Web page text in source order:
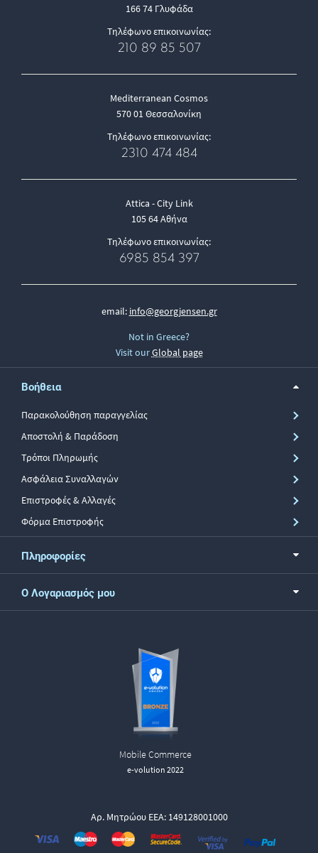
166 74 Γλυφάδα
Τηλέφωνο επικοινωνίας:
210 89 85 507
Mediterranean Cosmos
570 01 Θεσσαλονίκη
Τηλέφωνο επικοινωνίας:
2310 474 484
Attica - City Link
105 64 Αθήνα
Τηλέφωνο επικοινωνίας:
6985 854 397
email: info@georgjensen.gr
Not in Greece?
Visit ourGlobal page
Βοήθεια
Παρακολούθηση παραγγελίας
Αποστολή & Παράδοση
Τρόποι Πληρωμής
Ασφάλεια Συναλλαγών
Επιστροφές & Αλλαγές
Φόρμα Επιστροφής
Πληροφορίες
Ο Λογαριασμός μου
Mobile Commerce
e-volution 2022
Αρ. Μητρώου ΕΕΑ: 149128001000